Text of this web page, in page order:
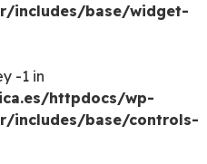
includes/base/widget-
-1 in
httpdocs/wp-
includes/base/controls-